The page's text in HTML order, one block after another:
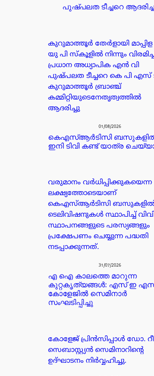
പുഷ്പലത ടീച്ചറെ
കുറുമാത്തൂർ തേർളായി
യു പി സ്കൂളിൽ നിന്നും
പ്രധാന അധ്യാപിക എൻ വി
പുഷ്പലത ടീച്ചറെ കെ പി എസ്
കുറുമാത്തൂർ ബ്രാഞ്ച്
കമ്മിറ്റിയുടെനേതൃത്വത്തിൽ
ആദരിച്ചു
01/08/2026
കെഎസ്ആർടിസി
ഇനി ടിവി കണ്ട് യാത്ര
വരുമാനം വർധിപ്പിക്കുകയെന്ന
ലക്ഷ്യത്തോടെയാണ്
കെഎസ്ആർടിസി
ടെലിവിഷനുകൾ സ്ഥാപിച്ച്
സ്ഥാപനങ്ങളുടെ പരസ്യങ്ങളും
പ്രക്ഷേപണം ചെയ്യുന്ന പദ്ധതി
നടപ്പാക്കുന്നത്.
31/07/2026
എ ഐ കാലത്തെ മാറുന്ന
കുറ്റകൃത്യങ്ങൾ: എസ് ഇ
കോളേജിൽ സെമിനാർ
സംഘടിപ്പിച്ചു
കോളേജ് പ്രിൻസിപ്പാൾ ഡോ.
സെബാസ്റ്റ്യൻ സെമിനാറിന്റെ
ഉദ്ഘാടനം നിർവ്വഹിച്ചു.